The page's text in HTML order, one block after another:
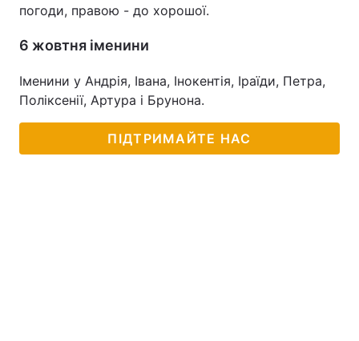
погоди, правою - до хорошої.
6 жовтня іменини
Іменини у Андрія, Івана, Інокентія, Іраїди, Петра,
Поліксенії, Артура і Брунона.
ПІДТРИМАЙТЕ НАС